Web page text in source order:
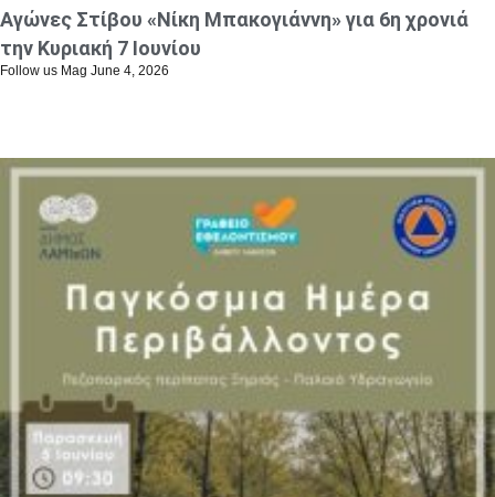
Αγώνες Στίβου «Νίκη Μπακογιάννη» για 6η χρονιά
την Κυριακή 7 Ιουνίου
Follow us Mag June 4, 2026